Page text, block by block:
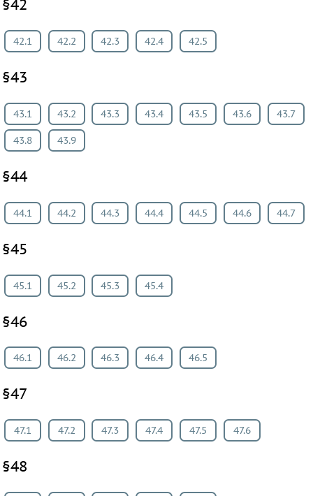
§42
42.1 42.2 42.3 42.4 42.5
§43
43.1 43.2 43.3 43.4 43.5 43.6 43.7
43.8 43.9
§44
44.1 44.2 44.3 44.4 44.5 44.6 44.7
§45
45.1 45.2 45.3 45.4
§46
46.1 46.2 46.3 46.4 46.5
§47
47.1 47.2 47.3 47.4 47.5 47.6
§48